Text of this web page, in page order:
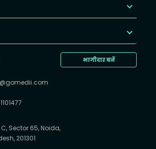
भागीदार बनें
Sector 65, Noida,
201301